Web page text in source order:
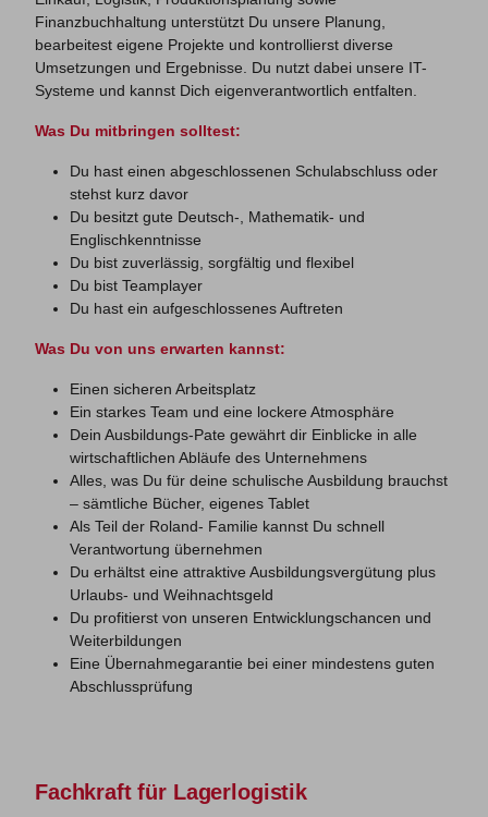
Finanzbuchhaltung unterstützt Du unsere Planung,
bearbeitest eigene Projekte und kontrollierst diverse
Umsetzungen und Ergebnisse. Du nutzt dabei unsere IT-
Systeme und kannst Dich eigenverantwortlich entfalten.
Was Du mitbringen solltest:
Du hast einen abgeschlossenen Schulabschluss oder
stehst kurz davor
Du besitzt gute Deutsch-, Mathematik- und
Englischkenntnisse
Du bist zuverlässig, sorgfältig und flexibel
Du bist Teamplayer
Du hast ein aufgeschlossenes Auftreten
Was Du von uns erwarten kannst:
Einen sicheren Arbeitsplatz
Ein starkes Team und eine lockere Atmosphäre
Dein Ausbildungs-Pate gewährt dir Einblicke in alle
wirtschaftlichen Abläufe des Unternehmens
Alles, was Du für deine schulische Ausbildung brauchst
– sämtliche Bücher, eigenes Tablet
Als Teil der Roland- Familie kannst Du schnell
Verantwortung übernehmen
Du erhältst eine attraktive Ausbildungsvergütung plus
Urlaubs- und Weihnachtsgeld
Du profitierst von unseren Entwicklungschancen und
Weiterbildungen
Eine Übernahmegarantie bei einer mindestens guten
Abschlussprüfung
Fachkraft für Lagerlogistik